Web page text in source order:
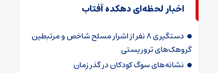
اخبار لحظه‌ای دهکده آفتاب
دستگیری 8 نفر از اشرار مسلح شاخص و مرتبطین
گروهک‌های تروریستی
نشانه‌های سوگ کودکان در گذر زمان